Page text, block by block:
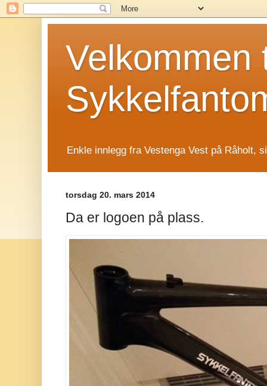
Velkommen
Enkle innlegg fra Vestenga Vest på Råholt,
torsdag 20. mars 2014
Da er logoen på plass.